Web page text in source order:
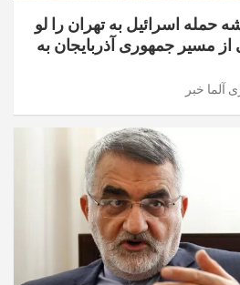
حمله اسرائیل به تهران را لو
از مسیر جمهوری آذربایجان به
آلما خبر